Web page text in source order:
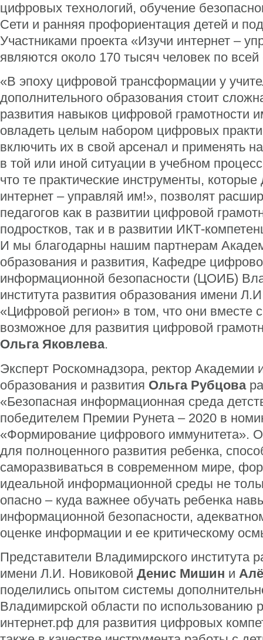
цифровых технологий, обучение
Сети и ранняя профориентация детей и
Участниками проекта «Изучи интернет –
являются около 170 тысяч человек по всей
«В эпоху цифровой трансформации у
дополнительного образования стоит
развития навыков цифровой грамотности
овладеть целым набором цифровых
включить их в свой арсенал и применять
в той или иной ситуации в учебном
что те практические инструменты, которые
интернет – управляй им!», позволят
педагогов как в развитии цифровой
подростков, так и в развитии ИКТ-
И мы благодарны нашим партнерам
образования и развития, Кафедре
информационной безопасности (ЦОИБ)
института развития образования имени
«Цифровой регион» в том, что они вместе
возможное для развития цифровой
Ольга Яковлева.
Эксперт Роскомнадзора, ректор Академии
образования и развития Ольга Рубцова
«Безопасная информационная среда
победителем Премии Рунета – 2020 в
«Формирование цифрового иммунитета».
для полноценного развития ребенка,
саморазвиваться в современном мире,
идеальной информационной среды не
опасно – куда важнее обучать ребенка
информационной безопасности,
оценке информации и ее критическому
Представители Владимирского института
имени Л.И. Новиковой Денис Мишин и
поделились опытом системы
Владимирской области по использованию
интернет.рф для развития цифровых